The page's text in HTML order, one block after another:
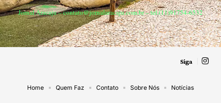
Jornal Aracaju –contato@jornalaracaju.com.br– tel.(11)91754-6532
Siga
Home Quem Faz Contato Sobre Nós Notícias